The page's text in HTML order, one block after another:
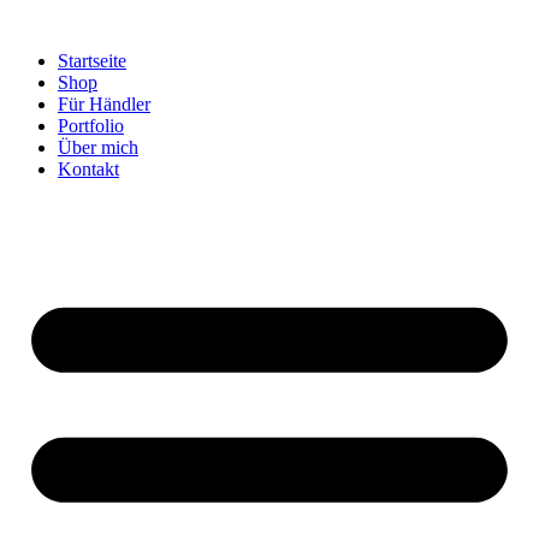
Startseite
Shop
Für Händler
Portfolio
Über mich
Kontakt